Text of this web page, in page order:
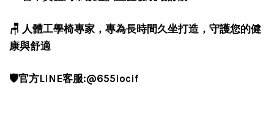
🪑 人體工學椅專家，專為長時間久坐打造，守護您的健
康與舒適
🛡️官方LINE客服:@655iocif